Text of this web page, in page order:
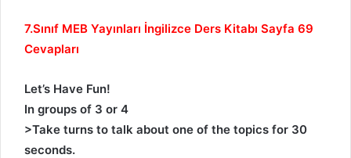
7.Sınıf MEB Yayınları İngilizce Ders Kitabı Sayfa 69
Cevapları
Let’s Have Fun!
In groups of 3 or 4
>Take turns to talk about one of the topics for 30
seconds.